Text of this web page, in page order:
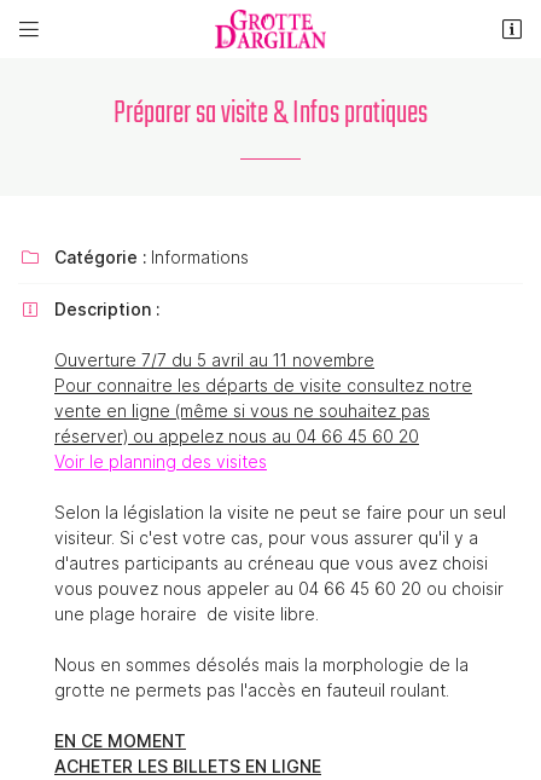
 
04 66 45 60 20
Adresse email de réception
Recopier le code ci-contre
commerciales à l'adresse email indiqué ci-dessus. Vous pouvez vous
désinscrire à tout moment en utilisant
le formulaire de désinscription
Préparer sa visite & Infos pratiques
 Catégorie : Informations
 Description :
Ouverture 7/7 du 5 avril au 11 novembre
Pour connaitre les départs de visite consultez notre
vente en ligne (même si vous ne souhaitez pas
réserver) ou appelez nous au 04 66 45 60 20
Voir le planning des visites
Selon la législation la visite ne peut se faire pour un seul
visiteur. Si c'est votre cas, pour vous assurer qu'il y a
d'autres participants au créneau que vous avez choisi
vous pouvez nous appeler au 04 66 45 60 20 ou choisir
une plage horaire de visite libre.
Nous en sommes désolés mais la morphologie de la
grotte ne permets pas l'accès en fauteuil roulant.
EN CE MOMENT
ACHETER LES BILLETS EN LIGNE